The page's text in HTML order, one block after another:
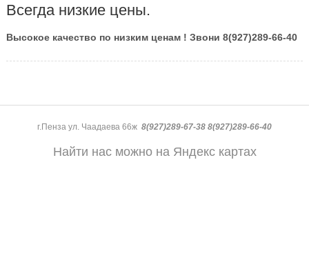
Всегда низкие цены.
Высокое качество по низким ценам ! Звони 8(927)289-66-40
г.Пенза ул. Чаадаева 66ж 8(927)289-67-38 8(927)289-66-40
Найти нас можно на Яндекс картах